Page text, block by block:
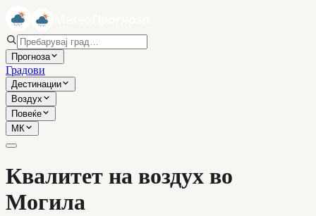
Прогноза
Градови
Дестинации
Воздух
Повеќе
МК
Квалитет на воздух во
Могила